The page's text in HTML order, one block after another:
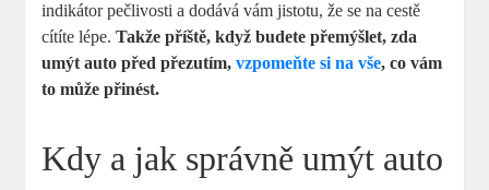
indikátor pečlivosti a dodává vám jistotu, že se na cestě
cítíte lépe.Takže příště, když budete přemýšlet, zda
umýt auto před přezutím,vzpomeňte si na vše, co vám
to může přinést.
Kdy a jak správně umýt auto